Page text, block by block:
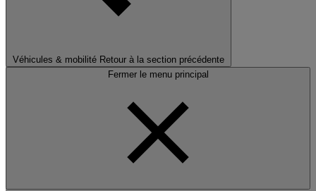
Véhicules & mobilité Retour à la section précédente
Fermer le menu principal